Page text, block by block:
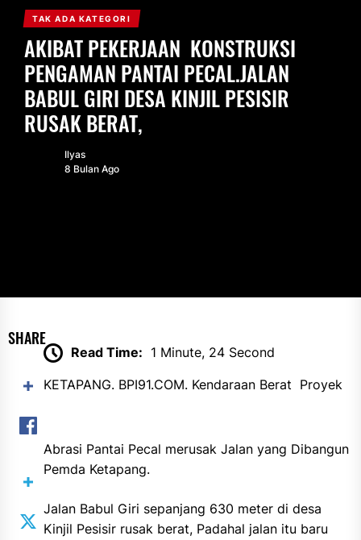
TAK ADA KATEGORI
AKIBAT PEKERJAAN KONSTRUKSI
PENGAMAN PANTAI PECAL.JALAN
BABUL GIRI DESA KINJIL PESISIR
RUSAK BERAT,
Ilyas
8 Bulan Ago
SHARE
Read Time: 1 Minute, 24 Second
KETAPANG. BPI91.COM. Kendaraan Berat Proyek
Abrasi Pantai Pecal merusak Jalan yang Dibangun
Pemda Ketapang.
Jalan Babul Giri sepanjang 630 meter di desa
Kinjil Pesisir rusak berat, Padahal jalan itu baru